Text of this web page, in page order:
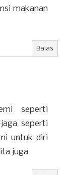
makanan
Balas
seperti
seperti
untuk diri
juga